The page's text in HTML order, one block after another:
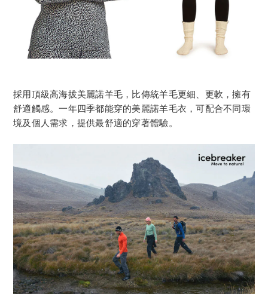
採用頂級高海拔美麗諾羊毛，比傳統羊毛更細、更軟，擁有
舒適觸感。一年四季都能穿的美麗諾羊毛衣，可配合不同環
境及個人需求，提供最舒適的穿著體驗。